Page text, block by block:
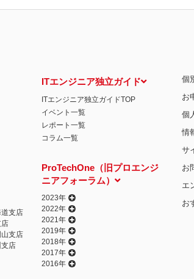
支店
店
山支店
支店
ITエンジニア独立ガイド
ITエンジニア独立ガイドTOP
イベント一覧
レポート一覧
コラム一覧
ProTechOne（旧プロエンジ
ニアフォーラム）
2023年
2022年
2021年
2019年
2018年
2017年
2016年
個
お
個
情
サ
お
エ
お